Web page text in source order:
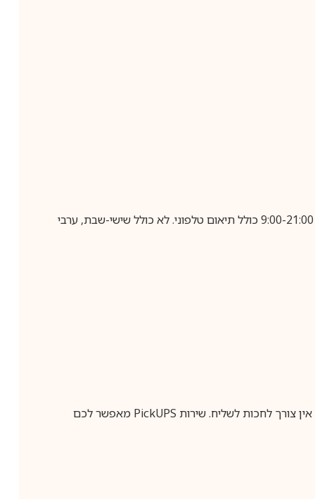
בביצוע הזמנה עד השעה 10:00 בימים א-ה, קבלת המשלוח תבוצע עד חמישה ימי עסקים מיום שלאחר ביצוע ההזמנה, בין השעות 9:00-21:00 כולל תיאום טלפוני. לא כולל שישי-שבת, ערבי
צורך לחכות לשליח. שירות PickUPS מאפשר לכם